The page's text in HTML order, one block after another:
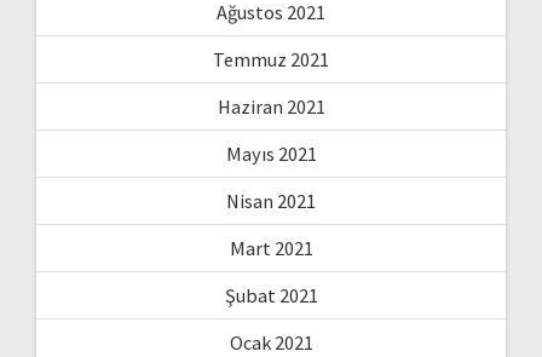
Ağustos 2021
Temmuz 2021
Haziran 2021
Mayıs 2021
Nisan 2021
Mart 2021
Şubat 2021
Ocak 2021